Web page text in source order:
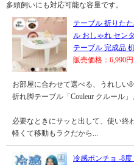
多頭飼いにも対応可能な容量です。
テーブル 折りた
ル おしゃれ セン
テーブル 完成品
販売価格：6,990円
お部屋に合わせて選べる、うれしい
折れ脚テーブル「Couleur クルール」
必要なときにサッと出して、使い終
軽くて移動もラクだから...
冷感ポンチョ -8